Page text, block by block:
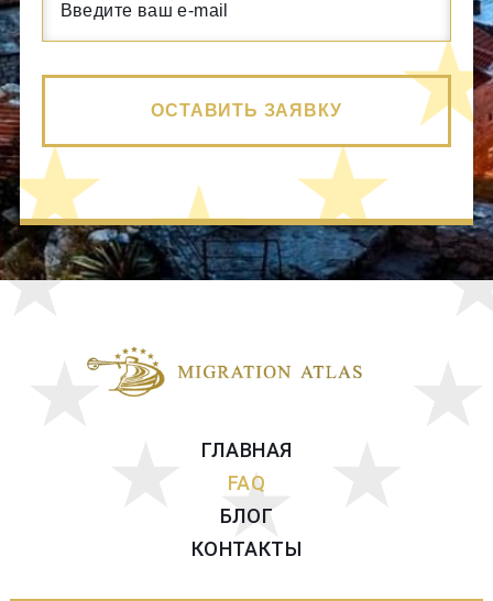
ОСТАВИТЬ ЗАЯВКУ
ГЛАВНАЯ
FAQ
БЛОГ
КОНТАКТЫ